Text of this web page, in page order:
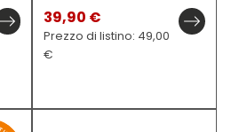
39,90 €
Prezzo di listino: 49,00
€